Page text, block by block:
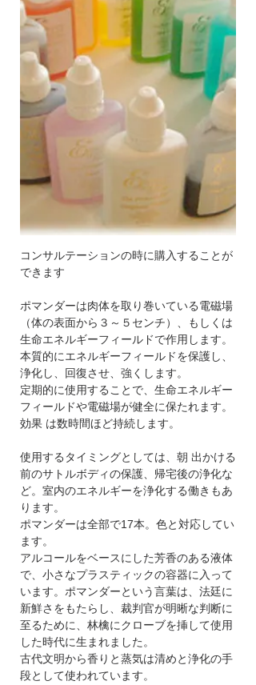
コンサルテーションの時に購入することが
できます
ポマンダーは肉体を取り巻いている電磁場
（体の表面から３～５センチ）、もしくは
生命エネルギーフィールドで作用します。
本質的にエネルギーフィールドを保護し、
浄化し、回復させ、強くします。
定期的に使用することで、生命エネルギー
フィールドや電磁場が健全に保たれます。
効果 は数時間ほど持続します。
使用するタイミングとしては、朝 出かける
前のサトルボディの保護、帰宅後の浄化な
ど。室内のエネルギーを浄化する働きもあ
ります。
ポマンダーは全部で17本。色と対応してい
ます。
アルコールをベースにした芳香のある液体
で、小さなプラスティックの容器に入って
います。ポマンダーという言葉は、法廷に
新鮮さをもたらし、裁判官が明晰な判断に
至るために、林檎にクローブを挿して使用
した時代に生まれました。
古代文明から香りと蒸気は清めと浄化の手
段として使われています。